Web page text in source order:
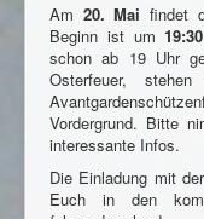
Sportschützen
Schützenheim
Archiv
Impressum
Am 20. Mai findet
Beginn ist um
schon ab 19 Uhr
Osterfeuer,
Vordergrund. Bitte
interessante Infos.
Die Einladung mit
Euch in den